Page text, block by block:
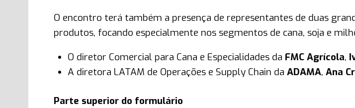
O encontro terá também a presença de representantes de duas
produtos, focando especialmente nos segmentos de cana, soja e
O diretor Comercial para Cana e Especialidades da FMC Agrícola,
A diretora LATAM de Operações e Supply Chain daADAMA,Ana
Parte superior do formulário